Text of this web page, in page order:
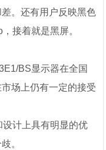
。还有用户反映黑色
接着就是黑屏。
BS显示器在全国
场上仍有一定的接受
计上具有明显的优
。